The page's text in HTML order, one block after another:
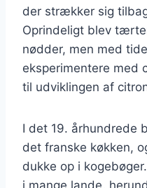
der strækker sig
Oprindeligt blev
nødder, men med
eksperimentere med
til udviklingen af
I det 19. århundrede
det franske køkken,
dukke op i
i mange lande,